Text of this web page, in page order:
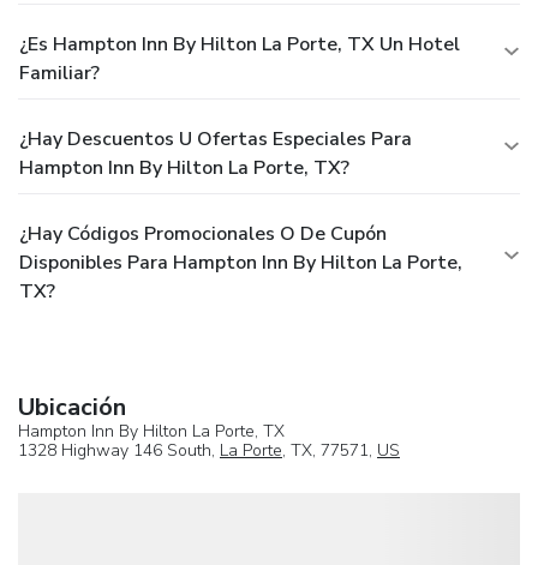
¿Es Hampton Inn By Hilton La Porte, TX Un Hotel
Familiar?
¿Hay Descuentos U Ofertas Especiales Para
Hampton Inn By Hilton La Porte, TX?
¿Hay Códigos Promocionales O De Cupón
Disponibles Para Hampton Inn By Hilton La Porte,
TX?
Ubicación
Hampton Inn By Hilton La Porte, TX
1328 Highway 146 South, La Porte, TX, 77571, US